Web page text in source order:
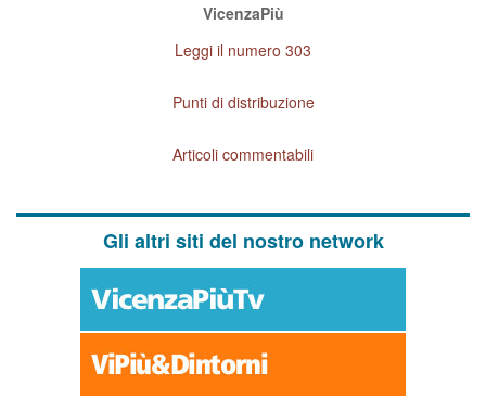
VicenzaPiù
Leggi il numero 303
Punti di distribuzione
Articoli commentabili
Gli altri siti del nostro network